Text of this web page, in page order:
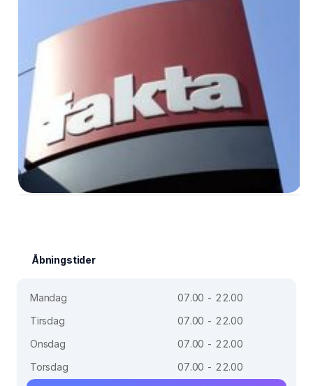
Åbningstider
Mandag
07.00 - 22.00
Tirsdag
07.00 - 22.00
Onsdag
07.00 - 22.00
Torsdag
07.00 - 22.00